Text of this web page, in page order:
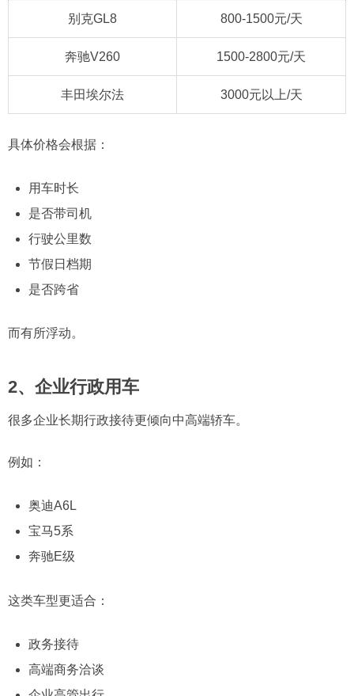
别克GL8 800-1500元/天
奔驰V260 1500-2800元/天
丰田埃尔法 3000元以上/天
具体价格会根据：
用车时长
是否带司机
行驶公里数
节假日档期
是否跨省
而有所浮动。
2、企业行政用车
很多企业长期行政接待更倾向中高端轿车。
例如：
奥迪A6L
宝马5系
奔驰E级
这类车型更适合：
政务接待
高端商务洽谈